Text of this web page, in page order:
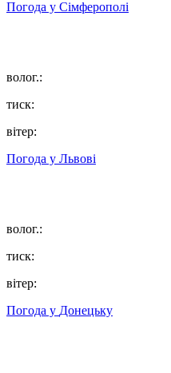
Погода у Сімферополі
волог.:
тиск:
вітер:
Погода у Львові
волог.:
тиск:
вітер:
Погода у Донецьку